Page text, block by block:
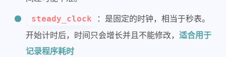
steady_clock
：是固定的时钟，相当于秒表。
开始计时后，时间只会增长并且不能修改，适合用于
记录程序耗时